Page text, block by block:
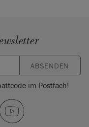
ABSENDEN
im Postfach!